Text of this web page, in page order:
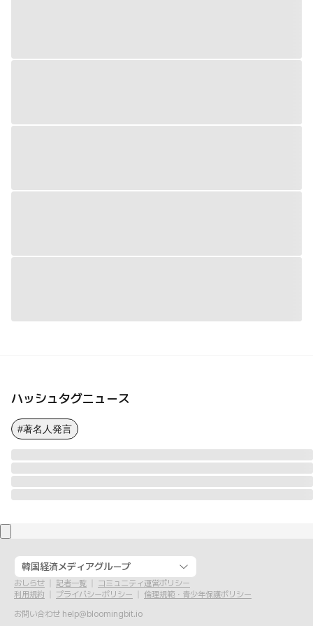
ハッシュタグニュース
#著名人発言
韓国経済メディアグループ
おしらせ 記者一覧
コミュニティ運営ポリシー
利用規約
プライバシーポリシー
倫理規範・青少年保護ポリシー
お問い合わせ help@bloomingbit.io